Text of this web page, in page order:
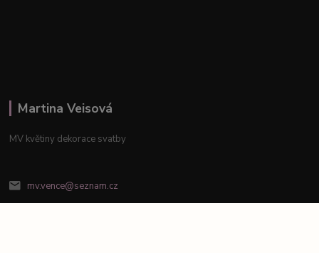
Martina Veisová
MV květiny dekorace svatby
mv.vence@seznam.cz